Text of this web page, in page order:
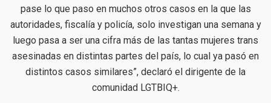
pase lo que paso en muchos otros casos en la que las
autoridades, fiscalía y policía, solo investigan una semana y
luego pasa a ser una cifra más de las tantas mujeres trans
asesinadas en distintas partes del país, lo cual ya pasó en
distintos casos similares”, declaró el dirigente de la
comunidad LGTBIQ+.